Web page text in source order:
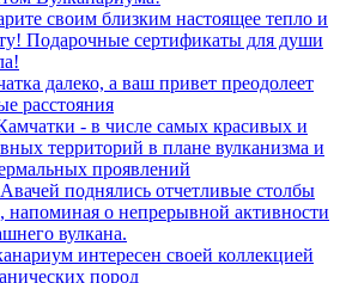
своим близким настоящее тепло и
Подарочные сертификаты для души
далеко, а ваш привет преодолеет
расстояния
- в числе самых красивых и
территорий в плане вулканизма и
проявлений
поднялись отчетливые столбы
напоминая о непрерывной активности
вулкана.
интересен своей коллекцией
пород